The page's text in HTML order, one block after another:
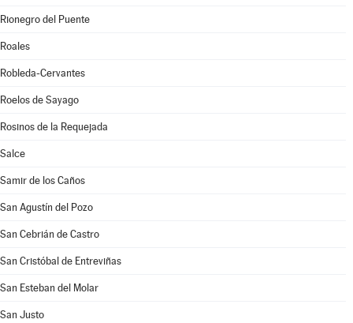
Rionegro del Puente
Roales
Robleda-Cervantes
Roelos de Sayago
Rosinos de la Requejada
Salce
Samir de los Caños
San Agustín del Pozo
San Cebrián de Castro
San Cristóbal de Entreviñas
San Esteban del Molar
San Justo